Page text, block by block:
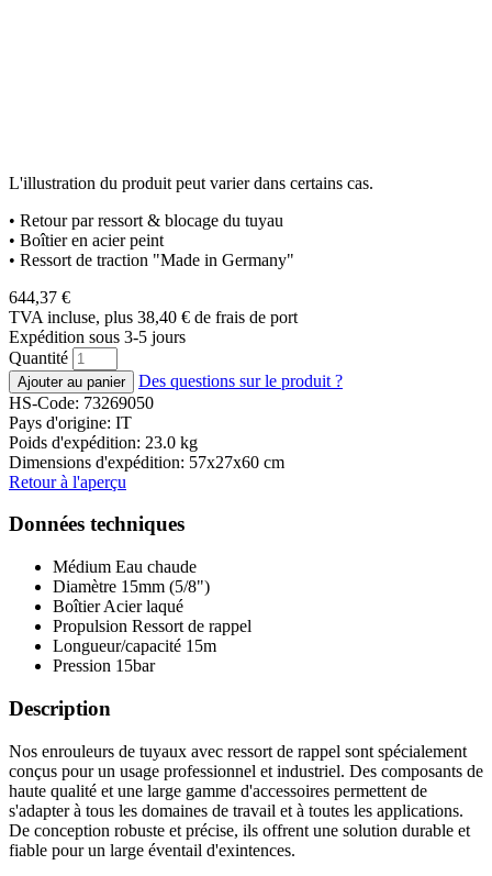
L'illustration du produit peut varier dans certains cas.
• Retour par ressort & blocage du tuyau
• Boîtier en acier peint
• Ressort de traction "Made in Germany"
644,37 €
TVA incluse, plus 38,40 € de frais de port
Expédition sous 3-5 jours
Quantité
Des questions sur le produit ?
HS-Code: 73269050
Pays d'origine: IT
Poids d'expédition: 23.0 kg
Dimensions d'expédition: 57x27x60 cm
Retour à l'aperçu
Données techniques
Médium Eau chaude
Diamètre 15mm (5/8")
Boîtier Acier laqué
Propulsion Ressort de rappel
Longueur/capacité 15m
Pression 15bar
Description
Nos enrouleurs de tuyaux avec ressort de rappel sont spécialement
conçus pour un usage professionnel et industriel. Des composants de
haute qualité et une large gamme d'accessoires permettent de
s'adapter à tous les domaines de travail et à toutes les applications.
De conception robuste et précise, ils offrent une solution durable et
fiable pour un large éventail d'exintences.